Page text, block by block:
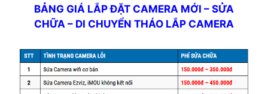
BẢNG GIÁ LẮP ĐẶT CAMERA MỚI – SỬA
CHỮA – DI CHUYỂN THÁO LẮP CAMERA